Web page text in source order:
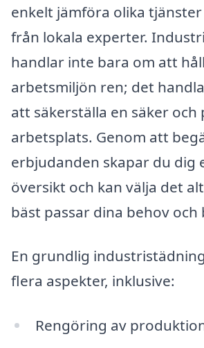
enkelt jämföra olika
från lokala experter.
handlar inte bara om att
arbetsmiljön ren; det
att säkerställa en säker
arbetsplats. Genom att
erbjudanden skapar du dig
översikt och kan välja det
bäst passar dina behov och
En grundlig
flera aspekter, inklusive:
Rengöring av